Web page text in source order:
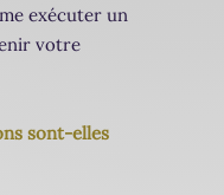
exécuter un
votre
sont-elles